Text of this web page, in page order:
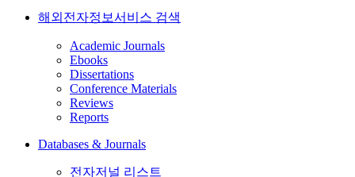
해외전자정보서비스 검색
Academic Journals
Ebooks
Dissertations
Conference Materials
Reviews
Reports
Databases & Journals
전자저널 리스트